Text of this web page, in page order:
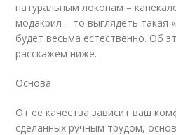
натуральным локонам –
модакрил – то выглядеть такая
будет весьма естественно. Об
расскажем ниже.
Основа
От ее качества зависит ваш
сделанных ручным трудом,